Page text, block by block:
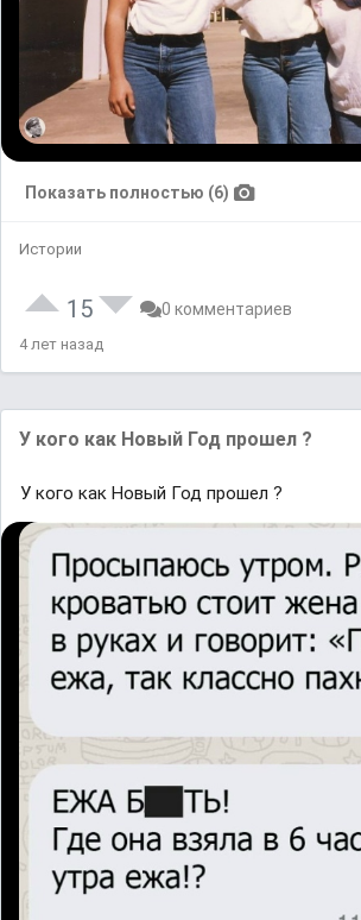
Показать полностью (6)
Истории
15 0 комментариев
4 лет назад
У кого как Новый Год прошел ?
У кого как Новый Год прошел ?